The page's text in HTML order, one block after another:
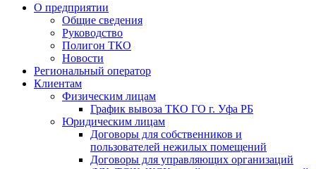
О предприятии
Общие сведения
Руководство
Полигон ТКО
Новости
Региональный оператор
Клиентам
Физическим лицам
График вывоза ТКО ГО г. Уфа РБ
Юридическим лицам
Договоры для собственников и
пользователей нежилых помещений
Договоры для управляющих организаций